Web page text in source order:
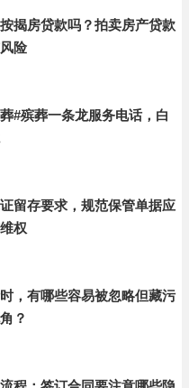
揭房贷款吗？拍卖房产贷款
险
#殡葬一条龙服务电话，白
留存要求，规范保管单据应
权
，有哪些容易被忽略但藏污
？